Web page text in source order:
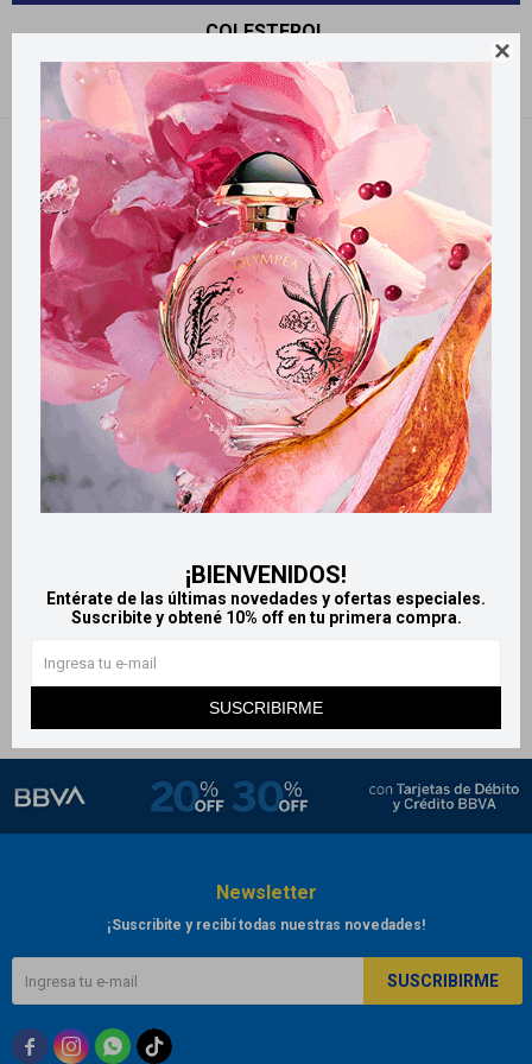

¡BIENVENIDOS!
Entérate de las últimas novedades y ofertas especiales.
Suscribite y obtené 10% off en tu primera compra.
SUSCRIBIRME
COLESTEROL
Filtrando por: Cuidado Cardiovascular Colesterol Quitar filtros
Llega HOY
2 HS
Promega 30 cápsulas
$ 1.009
LlegaHOY
Llega en2 HS
Tovaris 10 mg x30
$ 944
Newsletter
¡Suscribite y recibí todas nuestras novedades!
SUSCRIBIRME
  